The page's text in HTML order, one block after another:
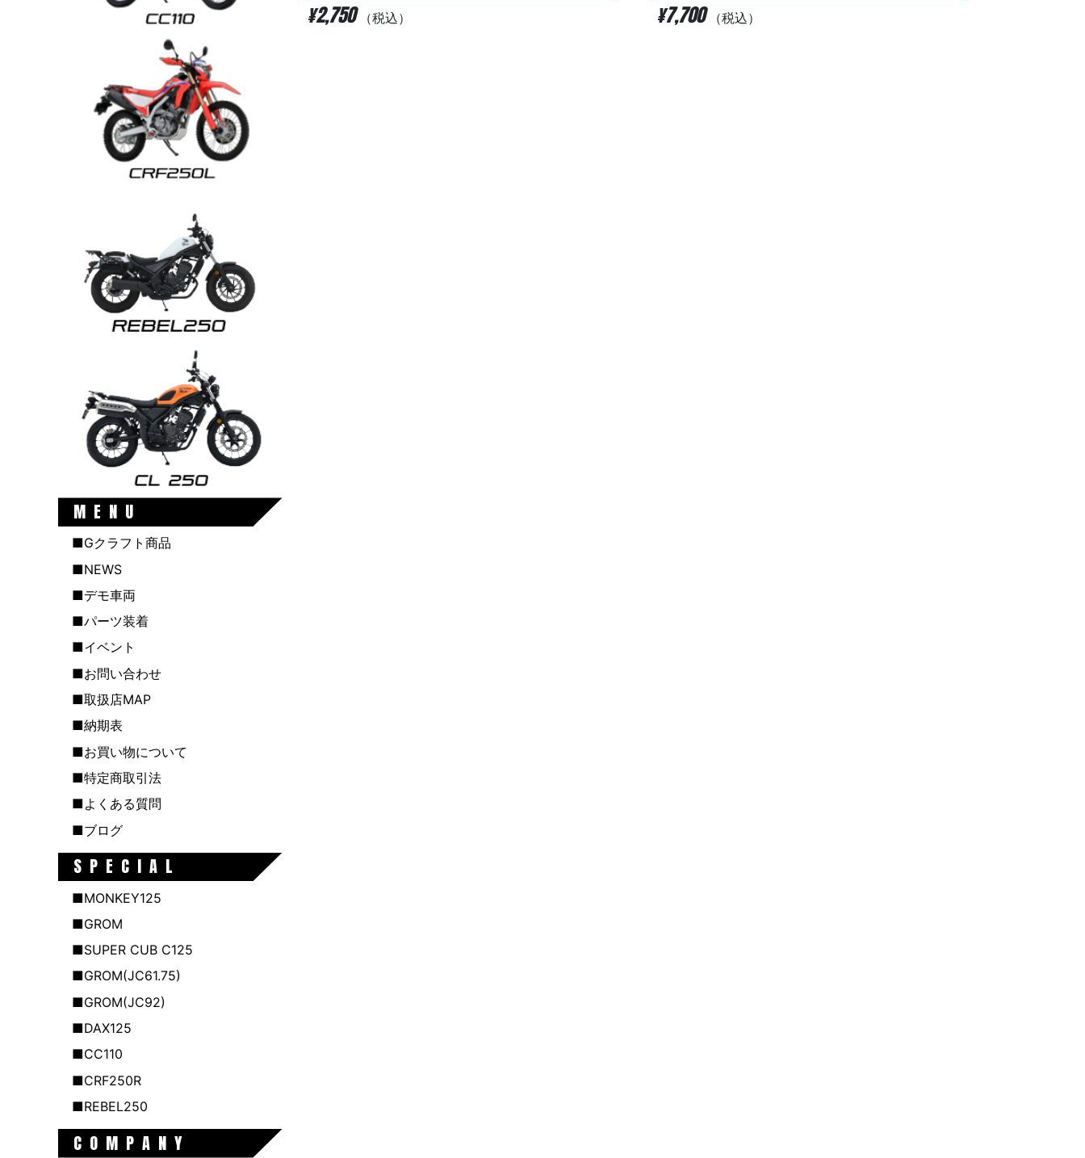
MENU
■Gクラフト商品
■NEWS
■デモ車両
■パーツ装着
■イベント
■お問い合わせ
■取扱店MAP
■納期表
■お買い物について
■特定商取引法
■よくある質問
■ブログ
SPECIAL
■MONKEY125
■GROM
■SUPER CUB C125
■GROM(JC61.75)
■GROM(JC92)
■DAX125
■CC110
■CRF250R
■REBEL250
COMPANY
¥2,750 （税込） ¥7,700 （税込）